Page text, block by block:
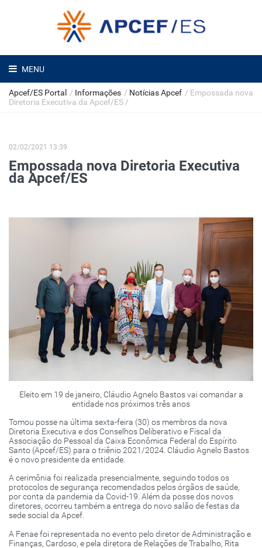
MENU
Apcef/ES Portal / Informações / Notícias Apcef / Empossada nova
Diretoria Executiva da Apcef/ES /
02/02/2021 13:39
Empossada nova Diretoria Executiva
da Apcef/ES
Eleito em 19 de janeiro, Cláudio Agnelo Bastos vai comandar a
entidade nos próximos três anos
Tomou posse na última sexta-feira (30) os membros da nova
Diretoria Executiva e dos Conselhos Deliberativo e Fiscal da
Associação do Pessoal da Caixa Econômica Federal do Espírito
Santo (Apcef/ES) para o triênio 2021/2024. Cláudio Agnelo Bastos
é o novo presidente da entidade.
A cerimônia foi realizada presencialmente, seguindo todos os
protocolos de segurança recomendados pelos órgãos de saúde,
por conta da pandemia da Covid-19. Além da posse dos novos
diretores, ocorreu também a entrega do novo salão de festas da
sede social da Apcef.
A Fenae foi representada no evento pelo diretor de Administração e
Finanças, Cardoso, e pela diretora de Relações de Trabalho, Rita